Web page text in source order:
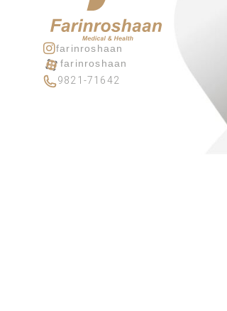
farinroshaan
farinroshaan
9821-71642